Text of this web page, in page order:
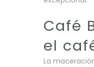
Café
el
La